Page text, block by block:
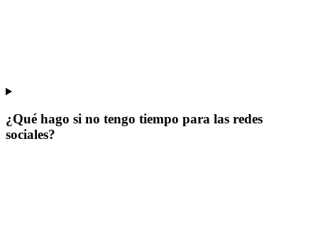
¿Qué hago si no tengo tiempo para las redes
sociales?